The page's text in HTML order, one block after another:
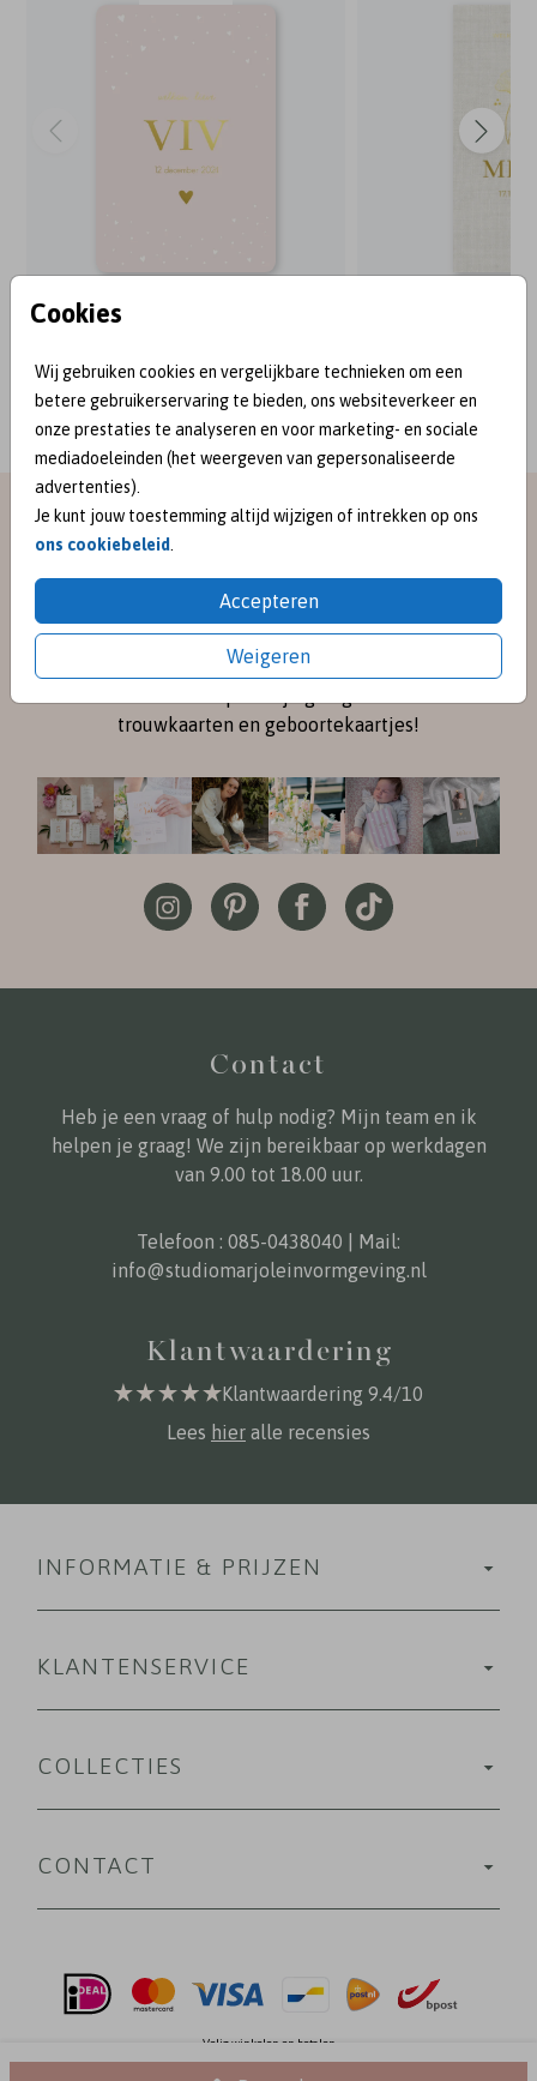
Cookies
Wij gebruiken cookies en vergelijkbare technieken om een
betere gebruikerservaring te bieden, ons websiteverkeer en
onze prestaties te analyseren en voor marketing- en sociale
mediadoeleinden (het weergeven van gepersonaliseerde
advertenties).
Je kunt jouw toestemming altijd wijzigen of intrekken op ons
ons cookiebeleid
Accepteren
Weigeren
meet me on
SOCIAL MEDIA
Volg me online viaInstagramenPinterestvoor de
nieuwste ontwerpen en een kijkje achter de
trouwkaarten en geboortekaartjes!
Contact
Heb je een vraag of hulp nodig? Mijn team en ik
helpen je graag! We zijn bereikbaar op werkdagen
van 9.00 tot 18.00 uur.
Telefoon : 085-0438040 | Mail:
info@studiomarjoleinvormgeving.nl
Klantwaardering
Klantwaardering 9.4/10
Lees hier alle recensies
INFORMATIE & PRIJZEN
KLANTENSERVICE
COLLECTIES
CONTACT
Velig winkelen en betalen